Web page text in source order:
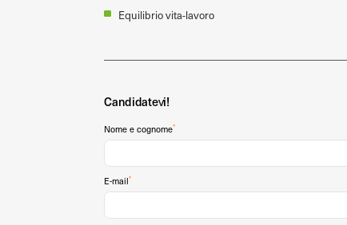
Equilibrio vita-lavoro
Candidatevi!
Nome e cognome*
E-mail*